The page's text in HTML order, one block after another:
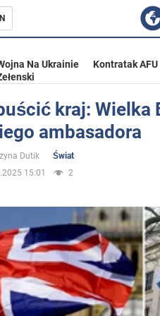
Ukrainie
Na Ukrainie Kontratak AFU
kraj: Wielka
ambasadora
Dutik
Świat
15:01
2